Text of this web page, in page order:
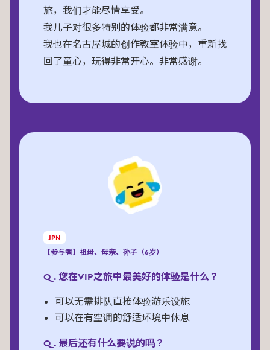
旅，我们才能尽情享受。
我儿子对很多特别的体验都非常满意。
我也在名古屋城的创作教室体验中，重新找
回了童心，玩得非常开心。非常感谢。
JPN
【参与者】祖母、母亲、孙子（6岁）
Q. 您在VIP之旅中最美好的体验是什么？
可以无需排队直接体验游乐设施
可以在有空调的舒适环境中休息
Q. 最后还有什么要说的吗？